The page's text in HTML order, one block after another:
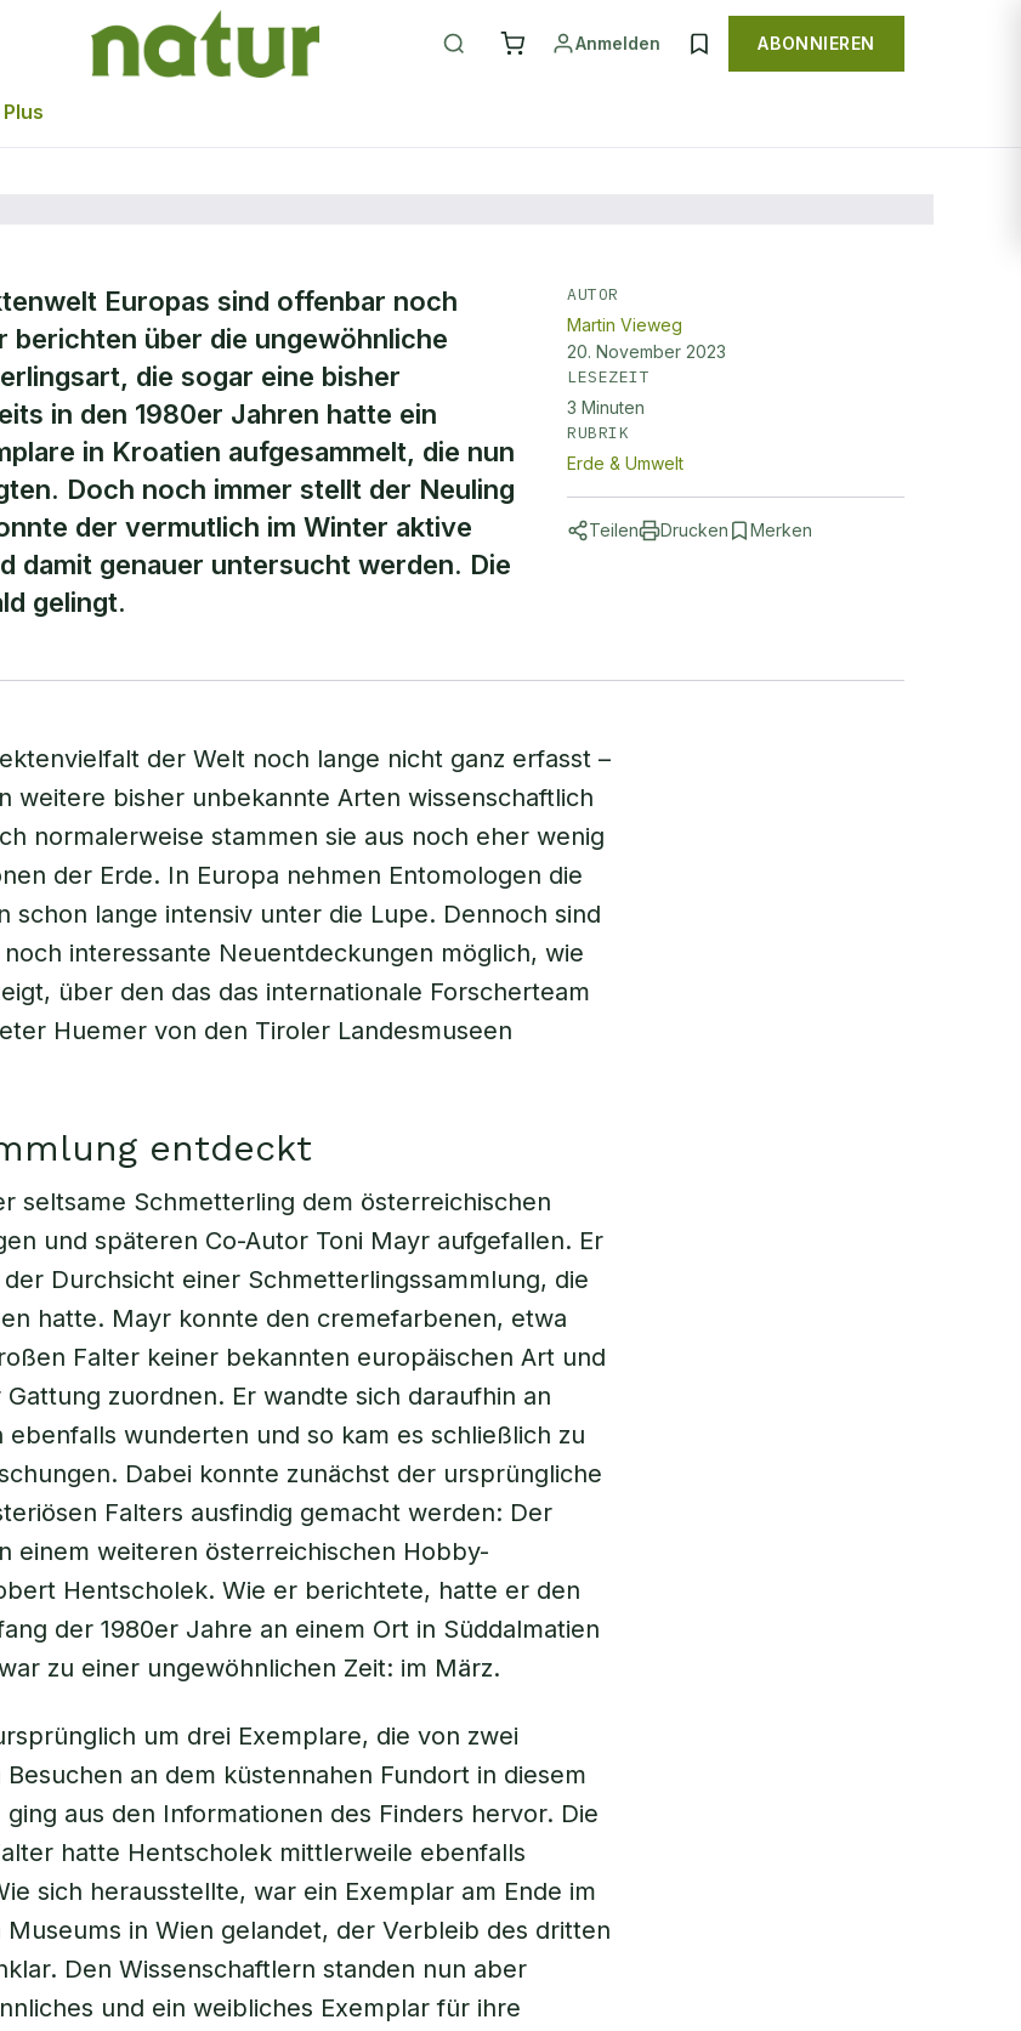
Anmelden ABONNIEREN
Europas sind offenbar noch
berichten über die ungewöhnliche
die sogar eine bisher
in den 1980er Jahren hatte ein
in Kroatien aufgesammelt, die nun
Doch noch immer stellt der Neuling
der vermutlich im Winter aktive
damit genauer untersucht werden. Die
gelingt.
AUTOR
Martin Vieweg
20. November 2023
LESEZEIT
3 Minuten
RUBRIK
Erde & Umwelt
Teilen Drucken Merken
der Welt noch lange nicht ganz erfasst –
weitere bisher unbekannte Arten wissenschaftlich
normalerweise stammen sie aus noch eher wenig
der Erde. In Europa nehmen Entomologen die
schon lange intensiv unter die Lupe. Dennoch sind
interessante Neuentdeckungen möglich, wie
über den das das internationale Forscherteam
Huemer von den Tiroler Landesmuseen
entdeckt
seltsame Schmetterling dem österreichischen
und späteren Co-Autor Toni Mayr aufgefallen. Er
Durchsicht einer Schmetterlingssammlung, die
hatte. Mayr konnte den cremefarbenen, etwa
Falter keiner bekannten europäischen Art und
zuordnen. Er wandte sich daraufhin an
ebenfalls wunderten und so kam es schließlich zu
Dabei konnte zunächst der ursprüngliche
Falters ausfindig gemacht werden: Der
einem weiteren österreichischen Hobby-
Hentscholek. Wie er berichtete, hatte er den
der 1980er Jahre an einem Ort in Süddalmatien
zu einer ungewöhnlichen Zeit: im März.
um drei Exemplare, die von zwei
an dem küstennahen Fundort in diesem
aus den Informationen des Finders hervor. Die
hatte Hentscholek mittlerweile ebenfalls
sich herausstellte, war ein Exemplar am Ende im
Museums in Wien gelandet, der Verbleib des dritten
Den Wissenschaftlern standen nun aber
und ein weibliches Exemplar für ihre